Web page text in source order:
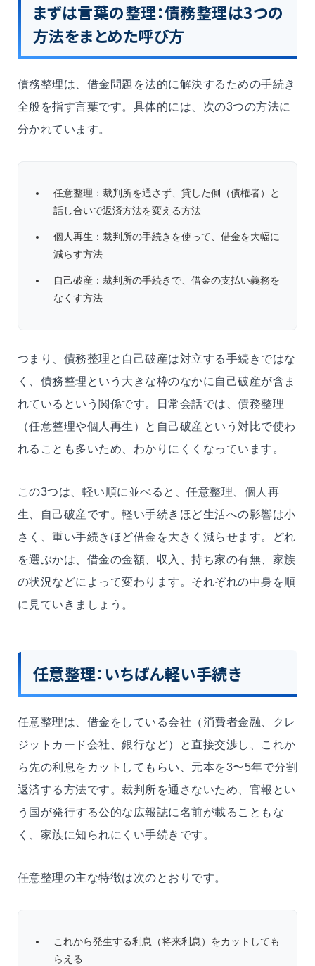
まずは言葉の整理：債務整理は3つの
方法をまとめた呼び方
債務整理は、借金問題を法的に解決するための手続き
全般を指す言葉です。具体的には、次の3つの方法に
分かれています。
任意整理：裁判所を通さず、貸した側（債権者）と
話し合いで返済方法を変える方法
個人再生：裁判所の手続きを使って、借金を大幅に
減らす方法
自己破産：裁判所の手続きで、借金の支払い義務を
なくす方法
つまり、債務整理と自己破産は対立する手続きではな
く、債務整理という大きな枠のなかに自己破産が含ま
れているという関係です。日常会話では、債務整理
（任意整理や個人再生）と自己破産という対比で使わ
れることも多いため、わかりにくくなっています。
この3つは、軽い順に並べると、任意整理、個人再
生、自己破産です。軽い手続きほど生活への影響は小
さく、重い手続きほど借金を大きく減らせます。どれ
を選ぶかは、借金の金額、収入、持ち家の有無、家族
の状況などによって変わります。それぞれの中身を順
に見ていきましょう。
任意整理：いちばん軽い手続き
任意整理は、借金をしている会社（消費者金融、クレ
ジットカード会社、銀行など）と直接交渉し、これか
ら先の利息をカットしてもらい、元本を3〜5年で分割
返済する方法です。裁判所を通さないため、官報とい
う国が発行する公的な広報誌に名前が載ることもな
く、家族に知られにくい手続きです。
任意整理の主な特徴は次のとおりです。
これから発生する利息（将来利息）をカットしても
らえる